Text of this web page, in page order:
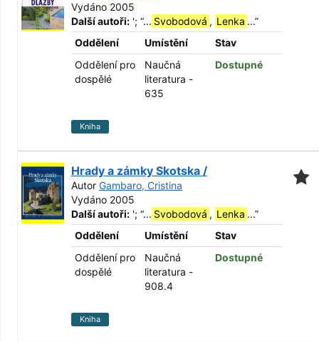
Vydáno 2005
Další autoři: '; “... Svobodová , Lenka ...”
Oddělení
Umístění
Stav
Oddělení pro
dospělé
Naučná
literatura -
635
Dostupné
Kniha
Hrady a zámky Skotska /
Autor Gambaro, Cristina
Vydáno 2005
Další autoři: '; “... Svobodová , Lenka ...”
Oddělení
Umístění
Stav
Oddělení pro
dospělé
Naučná
literatura -
908.4
Dostupné
Kniha